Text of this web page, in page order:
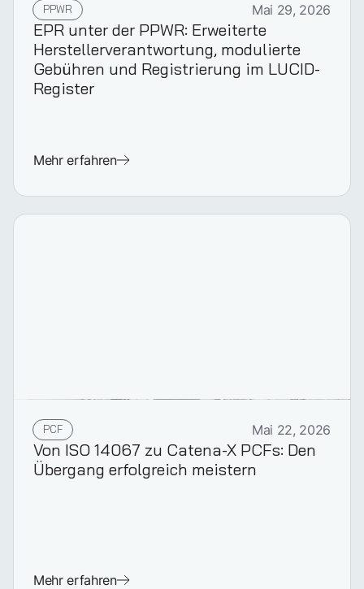
PPWR Mai 29, 2026
EPR unter der PPWR: Erweiterte
Herstellerverantwortung, modulierte
Gebühren und Registrierung im LUCID-
Register
Mehr erfahren
PCF Mai 22, 2026
Von ISO 14067 zu Catena-X PCFs: Den
Übergang erfolgreich meistern
Mehr erfahren